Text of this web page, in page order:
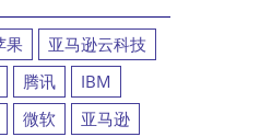
果
亚马逊云科技
腾讯
IBM
微软
亚马逊